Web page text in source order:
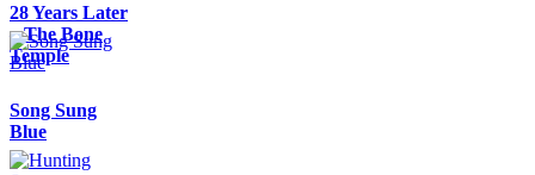
28 Years Later
– The Bone
Temple
Song Sung
Blue